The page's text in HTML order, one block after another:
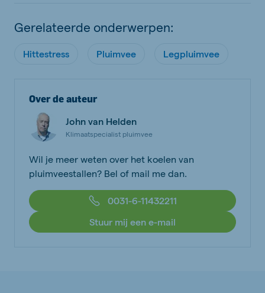
Gerelateerde onderwerpen:
Hittestress Pluimvee Legpluimvee
Over de auteur
John van Helden
Klimaatspecialist pluimvee
Wil je meer weten over het koelen van
pluimveestallen? Bel of mail me dan.
0031-6-11432211
Stuur mij een e-mail